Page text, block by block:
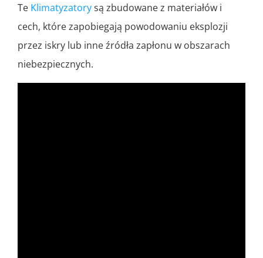
Te Klimatyzatorysą zbudowane z materiałów i
cech, które zapobiegają powodowaniu eksplozji
przez iskry lub inne źródła zapłonu w obszarach
niebezpiecznych.